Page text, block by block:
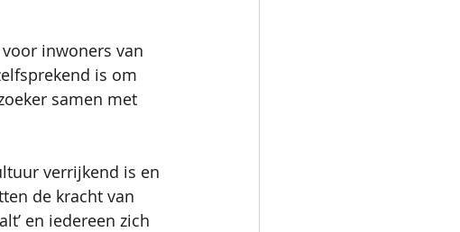
inwoners van
is om
samen met
verrijkend is en
de kracht van
en iedereen zich